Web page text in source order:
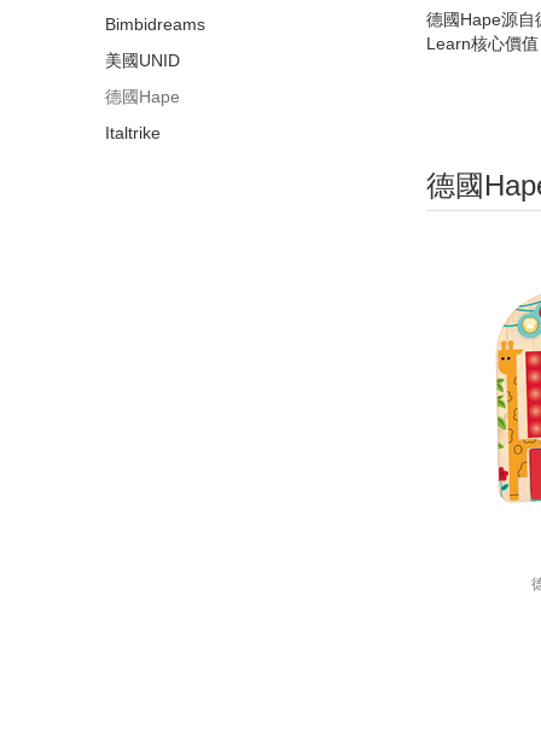
Bimbidreams
美國UNID
德國Hape
Italtrike
德國Hape源自
Learn核心價
德國